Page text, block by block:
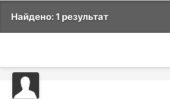
Найдено: 1 результат